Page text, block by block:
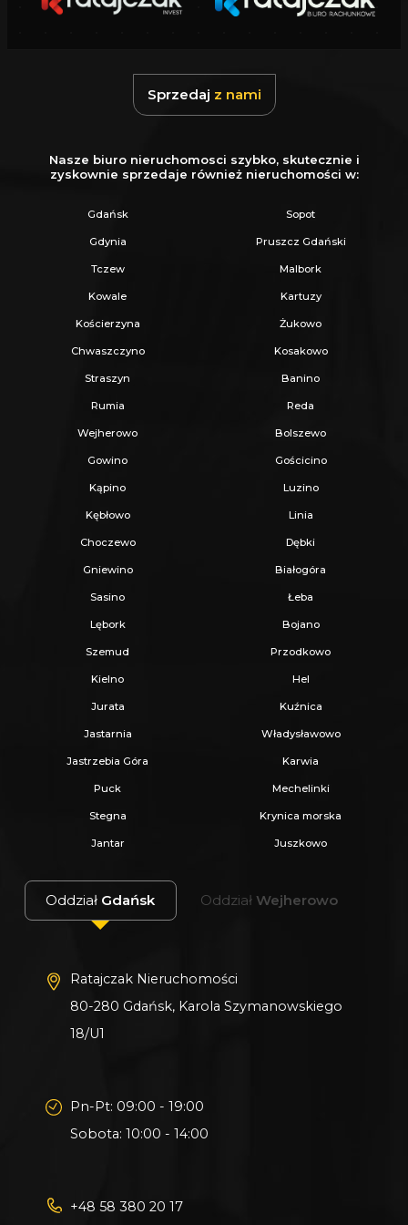
Sprzedaj z nami
Nasze biuro nieruchomosci szybko, skutecznie i
zyskownie sprzedaje również nieruchomości w:
Gdańsk Sopot
Gdynia Pruszcz Gdański
Tczew Malbork
Kowale Kartuzy
Kościerzyna Żukowo
Chwaszczyno Kosakowo
Straszyn Banino
Rumia Reda
Wejherowo Bolszewo
Gowino Gościcino
Kąpino Luzino
Kębłowo Linia
Choczewo Dębki
Gniewino Białogóra
Sasino Łeba
Lębork Bojano
Szemud Przodkowo
Kielno Hel
Jurata Kuźnica
Jastarnia Władysławowo
Jastrzebia Góra Karwia
Puck Mechelinki
Stegna Krynica morska
Jantar Juszkowo
Oddział Gdańsk Oddział Wejherowo
Ratajczak Nieruchomości
80-280 Gdańsk, Karola Szymanowskiego
18/U1
Pn-Pt: 09:00 - 19:00
Sobota: 10:00 - 14:00
+48 58 380 20 17